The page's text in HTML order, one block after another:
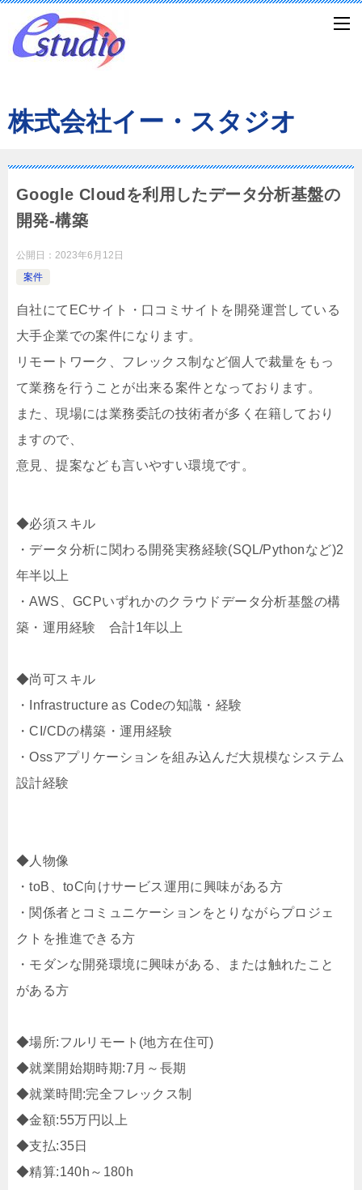
株式会社イー・スタジオ
Google Cloudを利用したデータ分析基盤の
開発-構築
公開日： 2023年6月12日
案件
自社にてECサイト・口コミサイトを開発運営している
大手企業での案件になります。
リモートワーク、フレックス制など個人で裁量をもっ
て業務を行うことが出来る案件となっております。
また、現場には業務委託の技術者が多く在籍しており
ますので、
意見、提案なども言いやすい環境です。
◆必須スキル
・データ分析に関わる開発実務経験(SQL/Pythonなど)2
年半以上
・AWS、GCPいずれかのクラウドデータ分析基盤の構
築・運用経験 合計1年以上
◆尚可スキル
・Infrastructure as Codeの知識・経験
・CI/CDの構築・運用経験
・Ossアプリケーションを組み込んだ大規模なシステム
設計経験
◆人物像
・toB、toC向けサービス運用に興味がある方
・関係者とコミュニケーションをとりながらプロジェ
クトを推進できる方
・モダンな開発環境に興味がある、または触れたこと
がある方
◆場所:フルリモート(地方在住可)
◆就業開始期時期:7月～長期
◆就業時間:完全フレックス制
◆金額:55万円以上
◆支払:35日
◆精算:140h～180h